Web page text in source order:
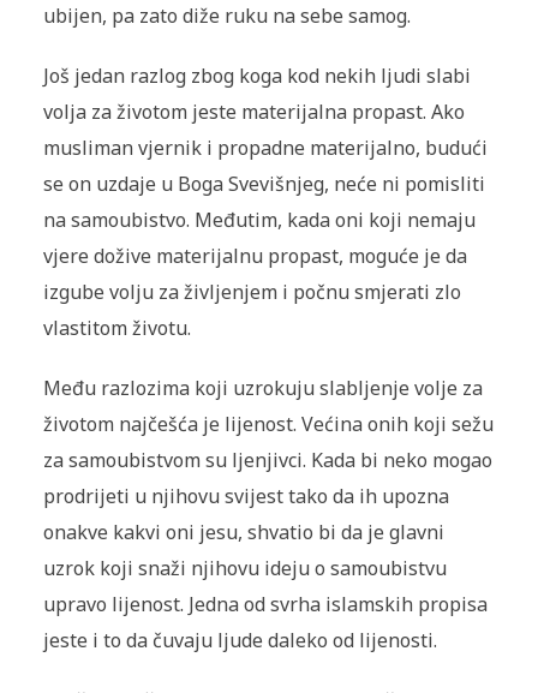
ubijen, pa zato diže ruku na sebe samog.
Još jedan razlog zbog koga kod nekih ljudi slabi
volja za životom jeste materijalna propast. Ako
musliman vjernik i propadne materijalno, budući
se on uzdaje u Boga Svevišnjeg, neće ni pomisliti
na samoubistvo. Međutim, kada oni koji nemaju
vjere dožive materijalnu propast, moguće je da
izgube volju za življenjem i počnu smjerati zlo
vlastitom životu.
Među razlozima koji uzrokuju slabljenje volje za
životom najčešća je lijenost. Većina onih koji sežu
za samoubistvom su ljenjivci. Kada bi neko mogao
prodrijeti u njihovu svijest tako da ih upozna
onakve kakvi oni jesu, shvatio bi da je glavni
uzrok koji snaži njihovu ideju o samoubistvu
upravo lijenost. Jedna od svrha islamskih propisa
jeste i to da čuvaju ljude daleko od lijenosti.